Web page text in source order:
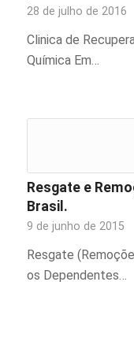
28 de julho de 2016
Clinica de
Química Em…
Resgate e
Brasil.
9 de junho de 2015
Resgate
os Dependentes…